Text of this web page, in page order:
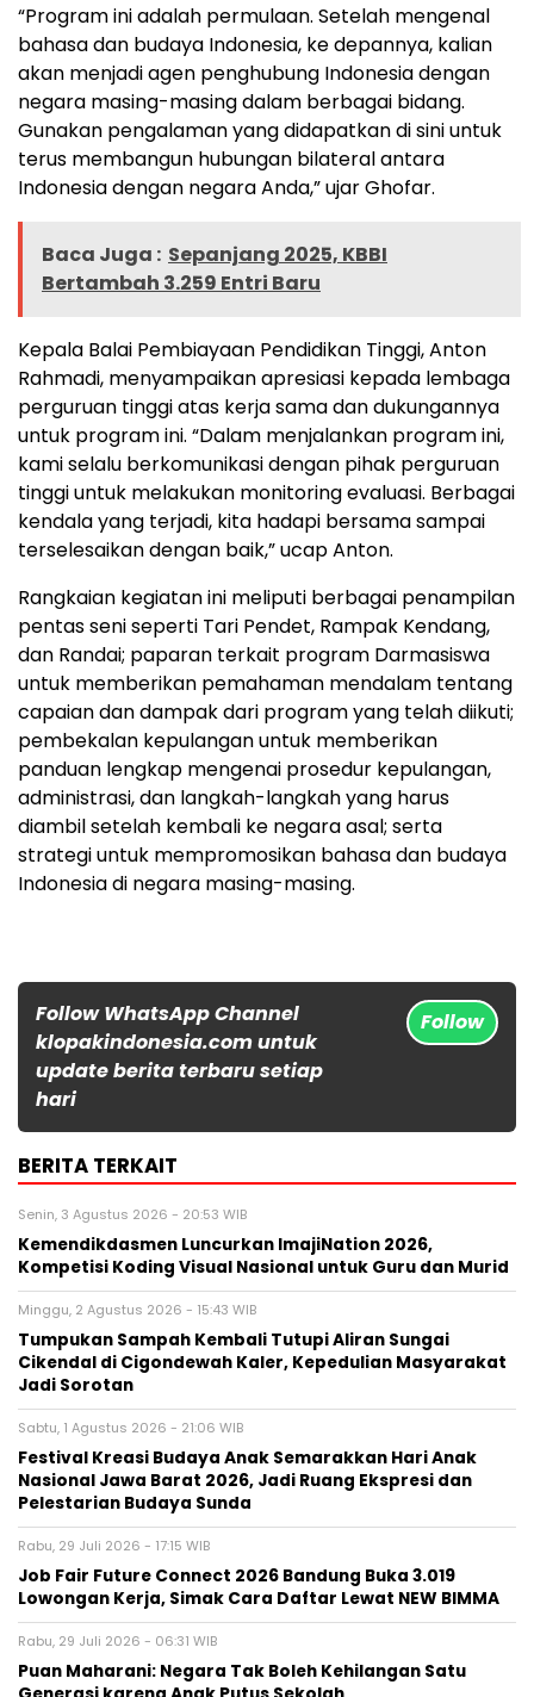
“Program ini adalah permulaan. Setelah mengenal
bahasa dan budaya Indonesia, ke depannya, kalian
akan menjadi agen penghubung Indonesia dengan
negara masing-masing dalam berbagai bidang.
Gunakan pengalaman yang didapatkan di sini untuk
terus membangun hubungan bilateral antara
Indonesia dengan negara Anda,” ujar Ghofar.
Baca Juga : Sepanjang 2025, KBBI
Bertambah 3.259 Entri Baru
Kepala Balai Pembiayaan Pendidikan Tinggi, Anton
Rahmadi, menyampaikan apresiasi kepada lembaga
perguruan tinggi atas kerja sama dan dukungannya
untuk program ini. “Dalam menjalankan program ini,
kami selalu berkomunikasi dengan pihak perguruan
tinggi untuk melakukan monitoring evaluasi. Berbagai
kendala yang terjadi, kita hadapi bersama sampai
terselesaikan dengan baik,” ucap Anton.
Rangkaian kegiatan ini meliputi berbagai penampilan
pentas seni seperti Tari Pendet, Rampak Kendang,
dan Randai; paparan terkait program Darmasiswa
untuk memberikan pemahaman mendalam tentang
capaian dan dampak dari program yang telah diikuti;
pembekalan kepulangan untuk memberikan
panduan lengkap mengenai prosedur kepulangan,
administrasi, dan langkah-langkah yang harus
diambil setelah kembali ke negara asal; serta
strategi untuk mempromosikan bahasa dan budaya
Indonesia di negara masing-masing.
Follow WhatsApp Channel
klopakindonesia.com untuk
update berita terbaru setiap
hari
Follow
BERITA TERKAIT
Senin, 3 Agustus 2026 - 20:53 WIB
Kemendikdasmen Luncurkan ImajiNation 2026,
Kompetisi Koding Visual Nasional untuk Guru dan Murid
Minggu, 2 Agustus 2026 - 15:43 WIB
Tumpukan Sampah Kembali Tutupi Aliran Sungai
Cikendal di Cigondewah Kaler, Kepedulian Masyarakat
Jadi Sorotan
Sabtu, 1 Agustus 2026 - 21:06 WIB
Festival Kreasi Budaya Anak Semarakkan Hari Anak
Nasional Jawa Barat 2026, Jadi Ruang Ekspresi dan
Pelestarian Budaya Sunda
Rabu, 29 Juli 2026 - 17:15 WIB
Job Fair Future Connect 2026 Bandung Buka 3.019
Lowongan Kerja, Simak Cara Daftar Lewat NEW BIMMA
Rabu, 29 Juli 2026 - 06:31 WIB
Puan Maharani: Negara Tak Boleh Kehilangan Satu